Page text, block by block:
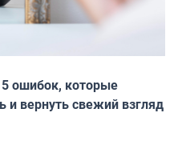
5 ошибок, которые
и вернуть свежий взгляд